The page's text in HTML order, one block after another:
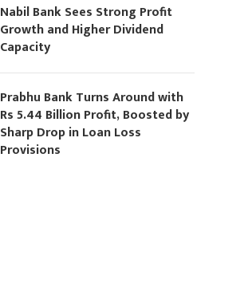
Nabil Bank Sees Strong Profit
Growth and Higher Dividend
Capacity
Prabhu Bank Turns Around with
Rs 5.44 Billion Profit, Boosted by
Sharp Drop in Loan Loss
Provisions